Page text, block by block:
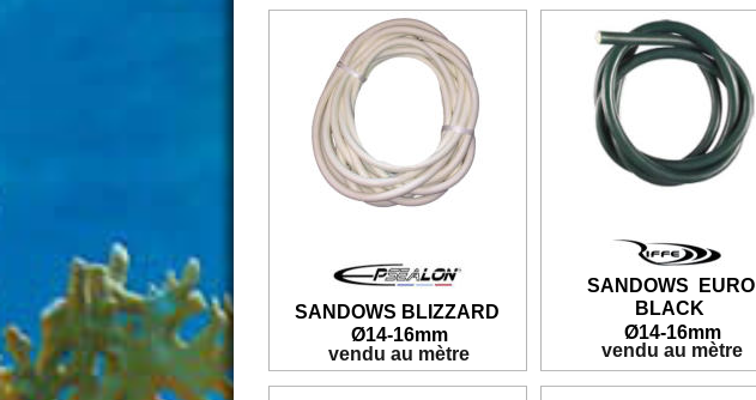
SANDOWS BLIZZARD
Ø14-16mm
vendu au mètre
SANDOWS  EURO
BLACK
Ø14-16mm
vendu au mètre